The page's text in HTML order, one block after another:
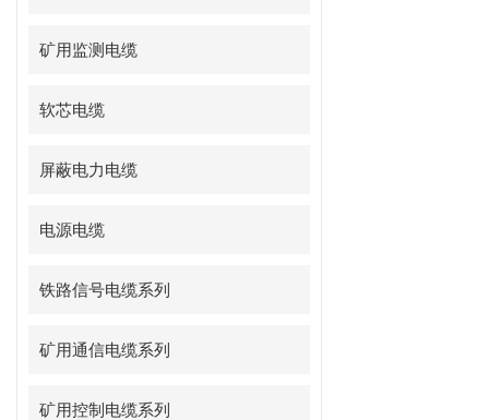
矿用监测电缆
软芯电缆
屏蔽电力电缆
电源电缆
铁路信号电缆系列
矿用通信电缆系列
矿用控制电缆系列